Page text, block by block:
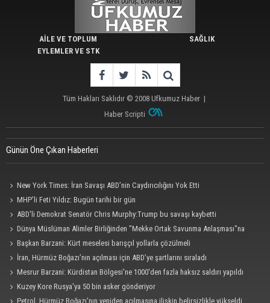
AİLE VE TOPLUM
EYLEMLER VE STK
SAĞLIK
Tüm Hakları Saklıdır © 2008 Ufkumuz Haber |
Haber Scripti
Günün Öne Çıkan Haberleri
New York Times: İran Savaşı ABD’nin Caydırıcılığını Yok Etti
MHP’li Feti Yıldız: Bugün tarihi bir gün
ABD'li Demokrat Senatör Chris Murphy:Trump bu savaşı kaybetti
Dünya Müslüman Alimler Birliğinden "Mekke Ortak Savunma Anlaşması"na
destek
Başkan Barzani: Kürt meselesi barışçıl yollarla çözülmeli
İran, Hürmüz Boğazı’nın açılması için ABD’ye şartlarını sıraladı
Mesrur Barzani: Kürdistan Bölgesi'ne 1000'den fazla haksız saldırı yapıldı
Kuzey Kore Rusya'ya 50 bin asker gönderiyor
Petrol, Hürmüz Boğazı'nın yeniden açılmasına ilişkin belirsizlikle yükseldi